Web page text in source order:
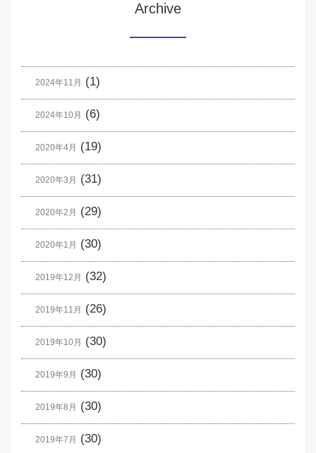
Archive
2024年11月 (1)
2024年10月 (6)
2020年4月 (19)
2020年3月 (31)
2020年2月 (29)
2020年1月 (30)
2019年12月 (32)
2019年11月 (26)
2019年10月 (30)
2019年9月 (30)
2019年8月 (30)
2019年7月 (30)